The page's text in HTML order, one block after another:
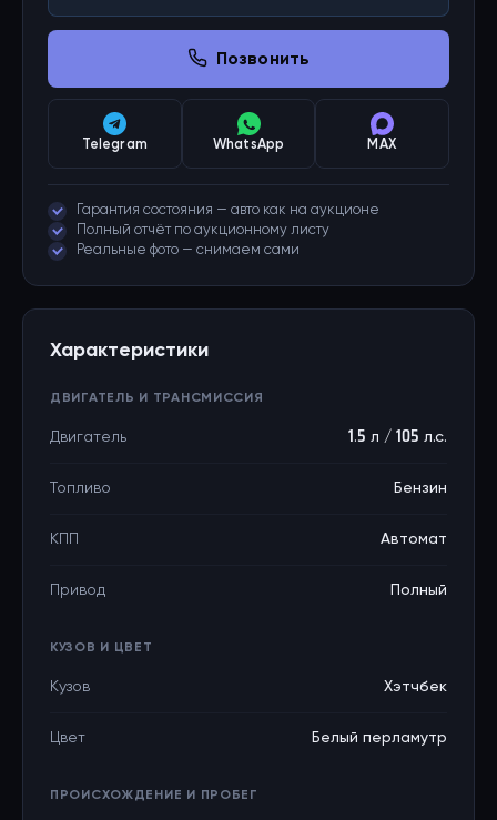
Позвонить
Telegram WhatsApp MAX
Гарантия состояния — авто как на аукционе
Полный отчёт по аукционному листу
Реальные фото — снимаем сами
Характеристики
ДВИГАТЕЛЬ И ТРАНСМИССИЯ
Двигатель 1.5 л / 105 л.с.
Топливо Бензин
КПП Автомат
Привод Полный
КУЗОВ И ЦВЕТ
Кузов Хэтчбек
Цвет Белый перламутр
ПРОИСХОЖДЕНИЕ И ПРОБЕГ